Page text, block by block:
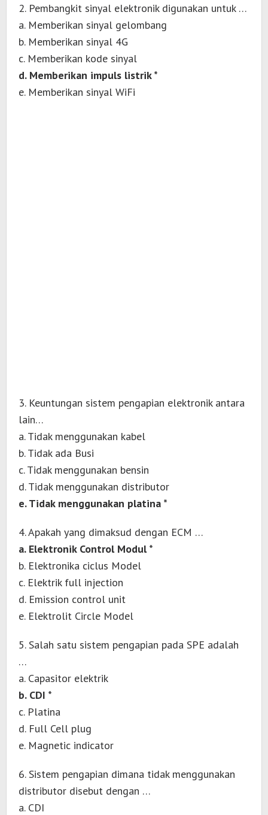
2. Pembangkit sinyal elektronik digunakan untuk …
a. Memberikan sinyal gelombang
b. Memberikan sinyal 4G
c. Memberikan kode sinyal
d. Memberikan impuls listrik *
e. Memberikan sinyal WiFi
3. Keuntungan sistem pengapian elektronik antara
lain…
a. Tidak menggunakan kabel
b. Tidak ada Busi
c. Tidak menggunakan bensin
d. Tidak menggunakan distributor
e. Tidak menggunakan platina *
4. Apakah yang dimaksud dengan ECM …
a. Elektronik Control Modul *
b. Elektronika ciclus Model
c. Elektrik full injection
d. Emission control unit
e. Elektrolit Circle Model
5. Salah satu sistem pengapian pada SPE adalah
…
a. Capasitor elektrik
b. CDI *
c. Platina
d. Full Cell plug
e. Magnetic indicator
6. Sistem pengapian dimana tidak menggunakan
distributor disebut dengan …
a. CDI